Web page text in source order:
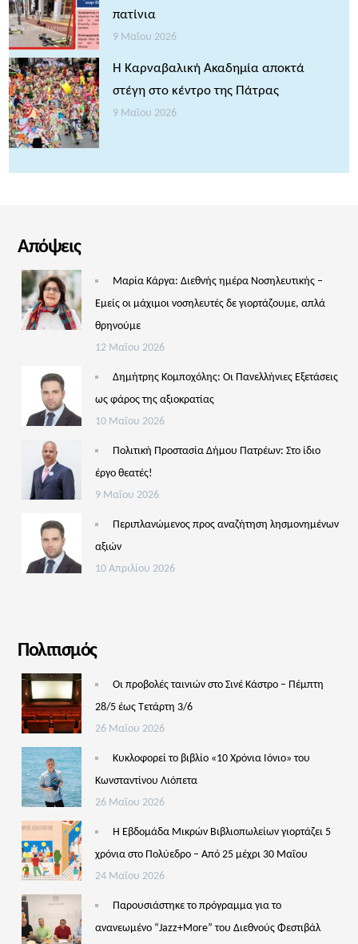
πατίνια
9 Μαΐου 2026
Η Καρναβαλική Ακαδημία αποκτά
στέγη στο κέντρο της Πάτρας
9 Μαΐου 2026
Απόψεις
Μαρία Κάργα: Διεθνής ημέρα Νοσηλευτικής –
Εμείς οι μάχιμοι νοσηλευτές δε γιορτάζουμε, απλά
θρηνούμε
12 Μαΐου 2026
Δημήτρης Κομποχόλης: Οι Πανελλήνιες Εξετάσεις
ως φάρος της αξιοκρατίας
10 Μαΐου 2026
Πολιτική Προστασία Δήμου Πατρέων: Στο ίδιο
έργο θεατές!
9 Μαΐου 2026
Περιπλανώμενος προς αναζήτηση λησμονημένων
αξιών
10 Απριλίου 2026
Πολιτισμός
Οι προβολές ταινιών στο Σινέ Κάστρο – Πέμπτη
28/5 έως Τετάρτη 3/6
26 Μαΐου 2026
Κυκλοφορεί το βιβλίο «10 Χρόνια Ιόνιο» του
Κωνσταντίνου Λιόπετα
26 Μαΐου 2026
Η Εβδομάδα Μικρών Βιβλιοπωλείων γιορτάζει 5
χρόνια στο Πολύεδρο – Από 25 μέχρι 30 Μαΐου
24 Μαΐου 2026
Παρουσιάστηκε το πρόγραμμα για το
ανανεωμένο “Jazz+More” του Διεθνούς Φεστιβάλ